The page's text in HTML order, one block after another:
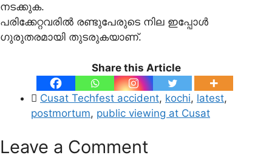
നടക്കുക.
പരിക്കേറ്റവരില്‍ രണ്ടുപേരുടെ നില ഇപ്പോള്‍
ഗുരുതരമായി തുടരുകയാണ്.
Share this Article
Cusat Techfest accident, kochi, latest,
postmortum, public viewing at Cusat
Leave a Comment